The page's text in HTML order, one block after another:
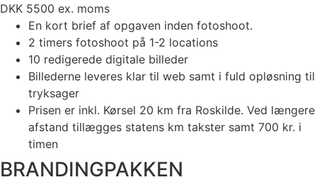
DKK 5500 ex. moms
En kort brief af opgaven inden fotoshoot.
2 timers fotoshoot på 1-2 locations
10 redigerede digitale billeder
Billederne leveres klar til web samt i fuld opløsning til
tryksager
Prisen er inkl. Kørsel 20 km fra Roskilde. Ved længere
afstand tillægges statens km takster samt 700 kr. i
timen
BRANDINGPAKKEN